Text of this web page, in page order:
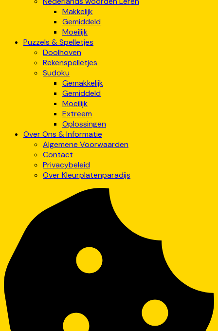
Makkelijk
Gemiddeld
Moeilijk
Puzzels & Spelletjes
Doolhoven
Rekenspelletjes
Sudoku
Gemakkelijk
Gemiddeld
Moeilijk
Extreem
Oplossingen
Over Ons & Informatie
Algemene Voorwaarden
Contact
Privacybeleid
Over Kleurplatenparadijs